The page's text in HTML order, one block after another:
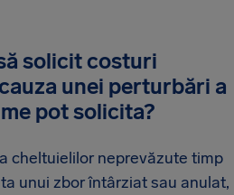
solicit costuri
unei perturbări a
pot solicita?
cheltuielilor neprevăzute timp
unui zbor întârziat sau anulat,